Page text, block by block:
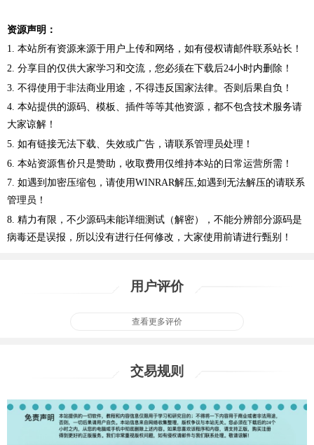
资源声明：
1. 本站所有资源来源于用户上传和网络，如有侵权请邮件联系站长！
2. 分享目的仅供大家学习和交流，您必须在下载后24小时内删除！
3. 不得使用于非法商业用途，不得违反国家法律。否则后果自负！
4. 本站提供的源码、模板、插件等等其他资源，都不包含技术服务请
大家谅解！
5. 如有链接无法下载、失效或广告，请联系管理员处理！
6. 本站资源售价只是赞助，收取费用仅维持本站的日常运营所需！
7. 如遇到加密压缩包，请使用WINRAR解压,如遇到无法解压的请联系
管理员！
8. 精力有限，不少源码未能详细测试（解密），不能分辨部分源码是
病毒还是误报，所以没有进行任何修改，大家使用前请进行甄别！
用户评价
查看更多评价
交易规则